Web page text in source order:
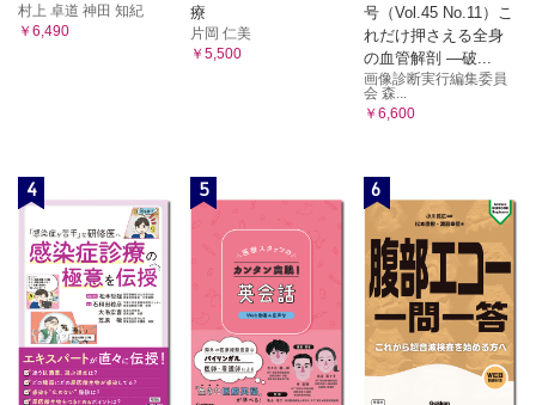
村上 卓道 神田 知紀
￥6,490
療
片岡 仁美
￥5,500
号（Vol.45 No.11）こ
れだけ押さえる全身
の血管解剖 ―破...
画像診断実行編集委員
会 森...
￥6,600
4 5 6